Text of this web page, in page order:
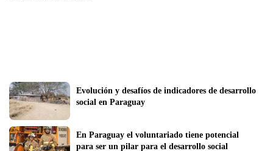
Evolución y desafíos de indicadores de desarrollo
social en Paraguay
En Paraguay el voluntariado tiene potencial
para ser un pilar para el desarrollo social